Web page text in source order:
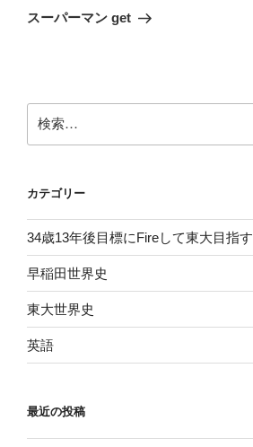
ゲ
ン
の
スーパーマン get
索:
カテゴリー
34歳13年後目標にFireして東大目指す
早稲田世界史
東大世界史
英語
最近の投稿